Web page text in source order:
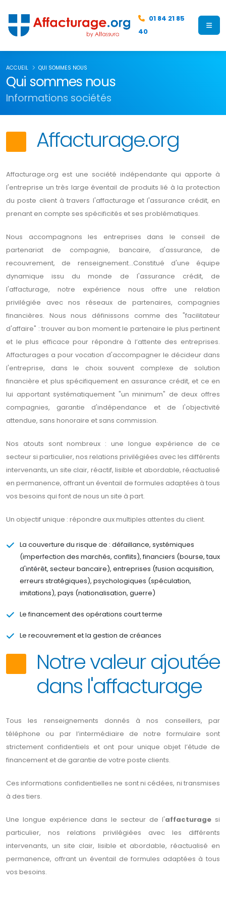
01 84 21 85
40
Qui sommes nous
Informations sociétés
ACCUEIL QUI SOMMES NOUS
Affacturage.org
Affacturage.org est une société indépendante qui apporte à
l'entreprise un très large éventail de produits lié à la protection
du poste client à travers l'affacturage et l'assurance crédit, en
prenant en compte ses spécificités et ses problématiques.
Nous accompagnons les entreprises dans le conseil de
partenariat de compagnie, bancaire, d'assurance, de
recouvrement, de renseignement…Constitué d'une équipe
dynamique issu du monde de l'assurance crédit, de
l'affacturage, notre expérience nous offre une relation
privilégiée avec nos réseaux de partenaires, compagnies
financières. Nous nous définissons comme des "facilitateur
d'affaire" : trouver au bon moment le partenaire le plus pertinent
et le plus efficace pour répondre à l’attente des entreprises.
Affacturages a pour vocation d'accompagner le décideur dans
l'entreprise, dans le choix souvent complexe de solution
financière et plus spécifiquement en assurance crédit, et ce en
lui apportant systématiquement "un minimum" de deux offres
compagnies, garantie d'indépendance et de l'objectivité
attendue, sans honoraire et sans commission.
Nos atouts sont nombreux : une longue expérience de ce
secteur si particulier, nos relations privilégiées avec les différents
intervenants, un site clair, réactif, lisible et abordable, réactualisé
en permanence, offrant un éventail de formules adaptées à tous
vos besoins qui font de nous un site à part.
Un objectif unique : répondre aux multiples attentes du client.
La couverture du risque de : défaillance, systémiques
(imperfection des marchés, conflits), financiers (bourse, taux
d'intérêt, secteur bancaire), entreprises (fusion acquisition,
erreurs stratégiques), psychologiques (spéculation,
imitations), pays (nationalisation, guerre)
Le financement des opérations court terme
Le recouvrement et la gestion de créances
Notre valeur ajoutée
dans l'affacturage
Tous les renseignements donnés à nos conseillers, par
téléphone ou par l’intermédiaire de notre formulaire sont
strictement confidentiels et ont pour unique objet l’étude de
financement et de garantie de votre poste clients.
Ces informations confidentielles ne sont ni cédées, ni transmises
à des tiers.
Une longue expérience dans le secteur de l'affacturage si
particulier, nos relations privilégiées avec les différents
intervenants, un site clair, lisible et abordable, réactualisé en
permanence, offrant un éventail de formules adaptées à tous
vos besoins.